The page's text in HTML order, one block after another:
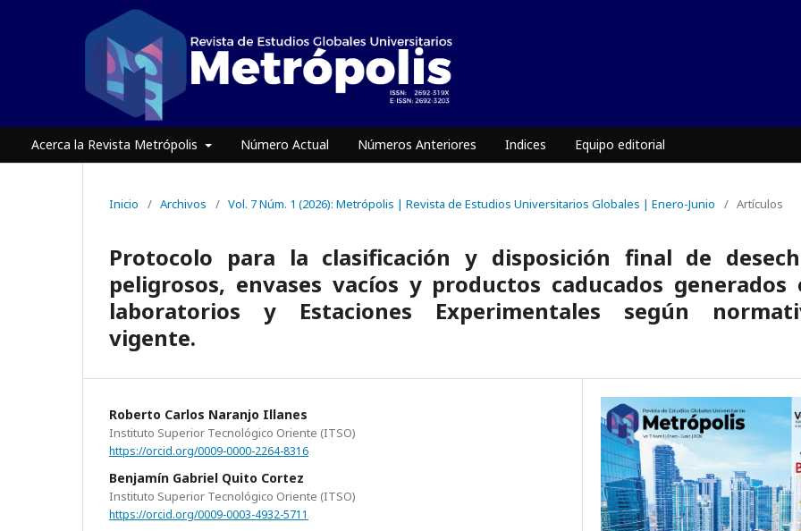
Acerca la Revista Metrópolis Número Actual Números Anteriores Indices Equipo editorial
Inicio / Archivos / Vol. 7 Núm. 1 (2026): Metrópolis | Revista de Estudios Universitarios Globales | Enero-Junio / Artículos
Protocolo para la clasificación y disposición final de
peligrosos, envases vacíos y productos caducados generados
laboratorios y Estaciones Experimentales según
vigente.
Roberto Carlos Naranjo Illanes
Instituto Superior Tecnológico Oriente (ITSO)
https://orcid.org/0009-0000-2264-8316
Benjamín Gabriel Quito Cortez
Instituto Superior Tecnológico Oriente (ITSO)
https://orcid.org/0009-0003-4932-5711